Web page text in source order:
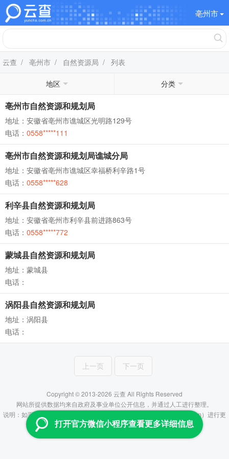
亳州市
云查 / 亳州市 / 自然资源局 / 列表
地区 分类
亳州市自然资源和规划局
地址：安徽省亳州市谯城区光明路129号
电话： 0558*****111
亳州市自然资源和规划局谯城分局
地址：安徽省亳州市谯城区幸福桥利辛路1号
电话： 0558*****628
利辛县自然资源和规划局
地址：安徽省亳州市利辛县前进路863号
电话： 0558*****772
蒙城县自然资源和规划局
地址：蒙城县
电话：
涡阳县自然资源和规划局
地址：涡阳县
电话：
上一页 下一页
Copyright © 2013-2026 云查 All Rights Reserved
网站所提供数据均来自政府及事业单位公开信息，并通过人工进行整理。
说明：如平台所提供信息有误，烦请联系管理员（fenzhiyun@aliyun.com）进行更
正，谢谢！
打开官方微信小程序查看更多详细信息